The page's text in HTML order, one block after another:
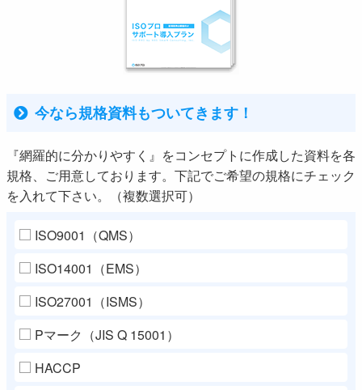
今なら規格資料もついてきます！
『網羅的に分かりやすく』をコンセプトに作成した資料を各
規格、ご用意しております。下記でご希望の規格にチェック
を入れて下さい。（複数選択可）
ISO9001（QMS）
ISO14001（EMS）
ISO27001（ISMS）
Pマーク（JIS Q 15001）
HACCP